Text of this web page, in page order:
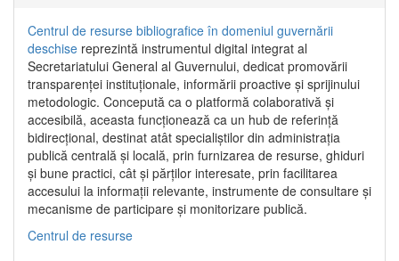
Centrul de resurse bibliografice în domeniul guvernării
deschise reprezintă instrumentul digital integrat al
Secretariatului General al Guvernului, dedicat promovării
transparenței instituționale, informării proactive și sprijinului
metodologic. Concepută ca o platformă colaborativă și
accesibilă, aceasta funcționează ca un hub de referință
bidirecțional, destinat atât specialiștilor din administrația
publică centrală și locală, prin furnizarea de resurse, ghiduri
și bune practici, cât și părților interesate, prin facilitarea
accesului la informații relevante, instrumente de consultare și
mecanisme de participare și monitorizare publică.
Centrul de resurse